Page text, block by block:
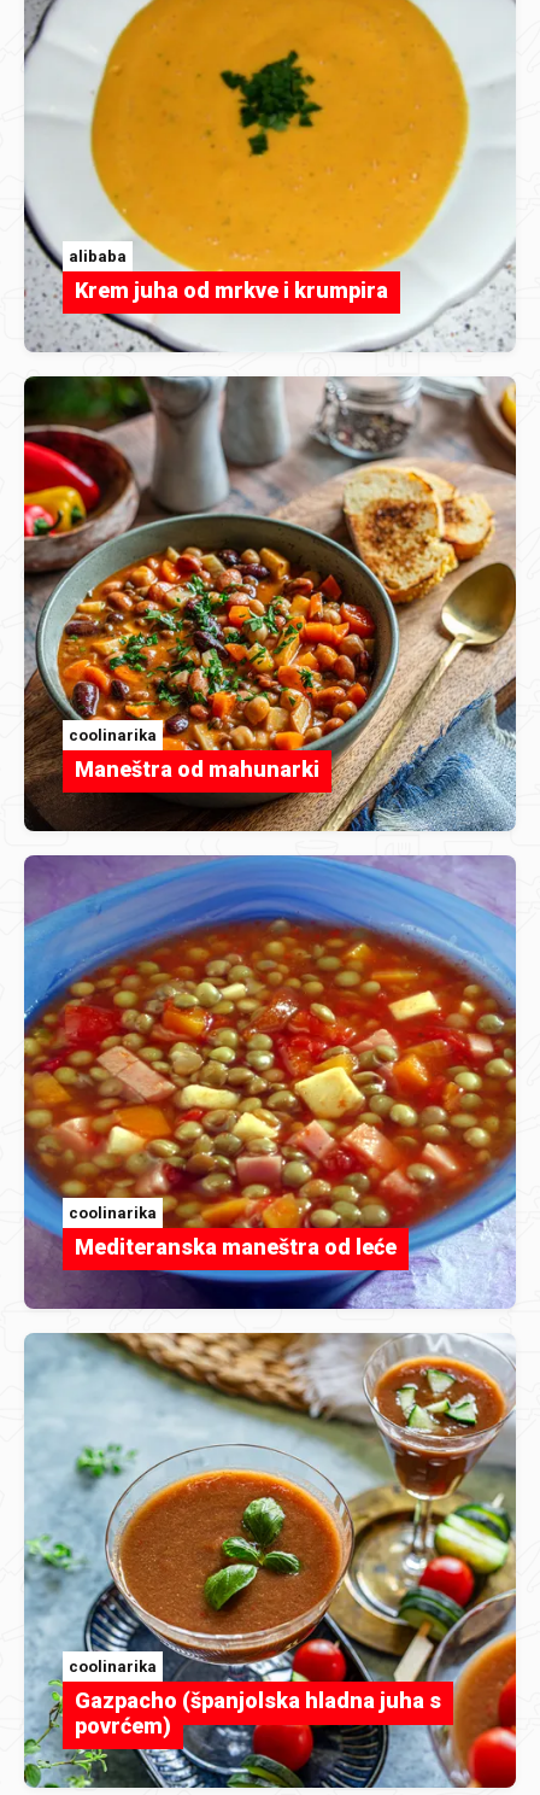
alibaba
Krem juha od mrkve i krumpira
coolinarika
Maneštra od mahunarki
coolinarika
Mediteranska maneštra od leće
coolinarika
Gazpacho (španjolska hladna juha s
povrćem)